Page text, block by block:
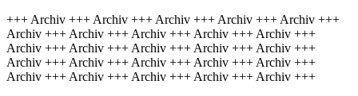
+++ Archiv +++ Archiv +++ Archiv +++ Archiv +++ Archiv +++
Archiv +++ Archiv +++ Archiv +++ Archiv +++ Archiv +++
Archiv +++ Archiv +++ Archiv +++ Archiv +++ Archiv +++
Archiv +++ Archiv +++ Archiv +++ Archiv +++ Archiv +++
Archiv +++ Archiv +++ Archiv +++ Archiv +++ Archiv +++